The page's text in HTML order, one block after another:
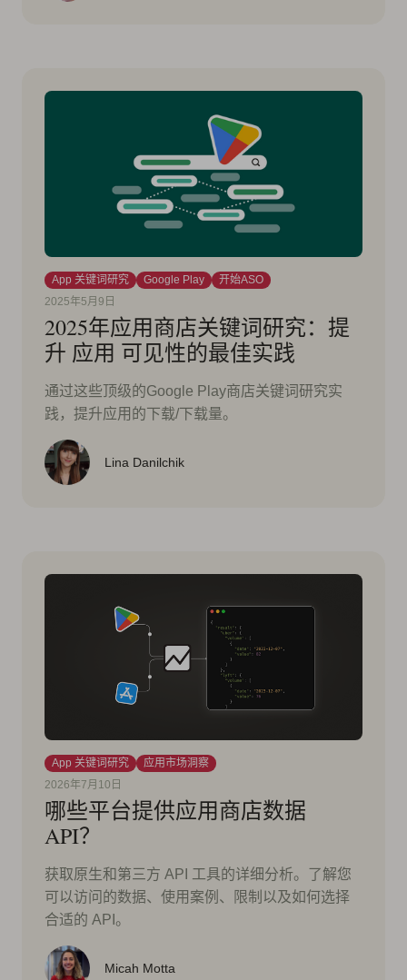
App 关键词研究 Google Play
开始ASO
2025年5月9日
2025年应用商店关键词研究：提
升 应用 可见性的最佳实践
通过这些顶级的Google Play商店关键词研究实
践，提升应用的下载/下载量。
Lina Danilchik
App 关键词研究
应用市场洞察
2026年7月10日
哪些平台提供应用商店数据
API？
获取原生和第三方 API 工具的详细分析。了解您
可以访问的数据、使用案例、限制以及如何选择
合适的 API。
Micah Motta